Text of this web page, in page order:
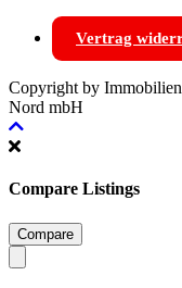
Vertrag
Copyright by
Nord mbH
Compare Listings
Compare